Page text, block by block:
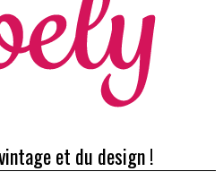
et du design !